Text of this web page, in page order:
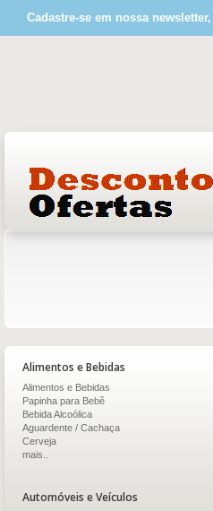
Cadastre-se em nossa
Alimentos e Bebidas
Alimentos e Bebidas
Papinha para Bebê
Bebida Alcoólica
Aguardente / Cachaça
Cerveja
mais..
Automóveis e Veículos